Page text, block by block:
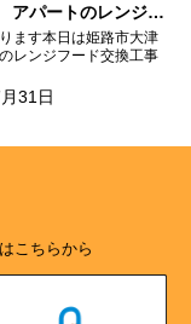
ートのレンジフード交換
ます本日は姫路市大津
レンジフード交換工事
31日
こちらから